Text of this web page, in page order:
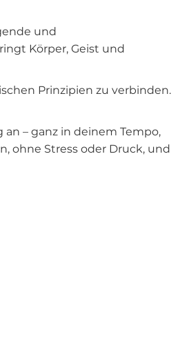
und
Körper, Geist und
Prinzipien zu verbinden.
– ganz in deinem Tempo,
ohne Stress oder Druck, und